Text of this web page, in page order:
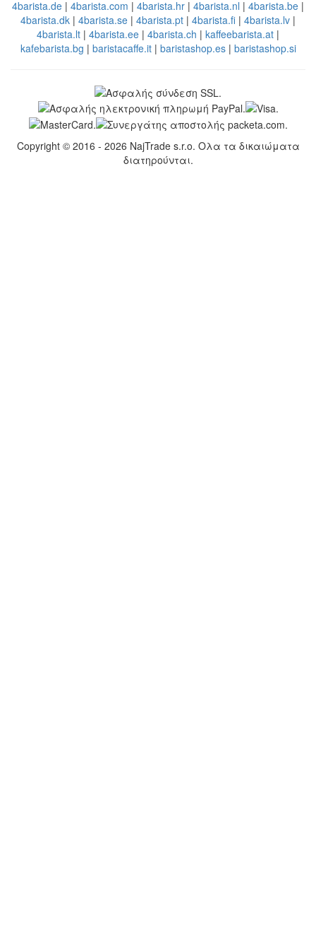
4barista.de | 4barista.com | 4barista.hr | 4barista.nl | 4barista.be |
4barista.dk | 4barista.se | 4barista.pt | 4barista.fi | 4barista.lv |
4barista.lt | 4barista.ee | 4barista.ch | kaffeebarista.at |
kafebarista.bg | baristacaffe.it| baristashop.es| baristashop.si
Copyright © 2016 - 2026 NajTrade s.r.o. Ολα τα δικαιώματα
διατηρούνται.